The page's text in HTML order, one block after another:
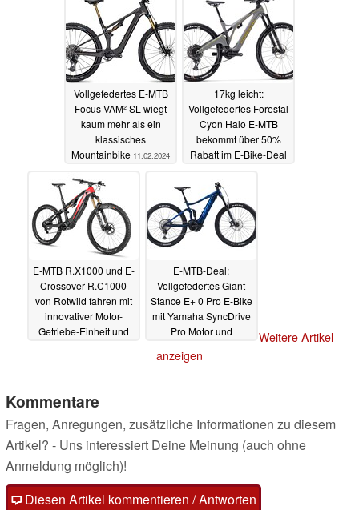
09.05.2024
Vollgefedertes E-MTB
Focus VAM² SL wiegt
kaum mehr als ein
klassisches
Mountainbike 11.02.2024
17kg leicht:
Vollgefedertes Forestal
Cyon Halo E-MTB
bekommt über 50%
Rabatt im E-Bike-Deal
E-MTB R.X1000 und E-
Crossover R.C1000
von Rotwild fahren mit
innovativer Motor-
Getriebe-Einheit und
E-MTB-Deal:
Vollgefedertes Giant
Stance E+ 0 Pro E-Bike
mit Yamaha SyncDrive
Pro Motor und
zum Bestpreis
Weitere Artikel
anzeigen
Kommentare
Fragen, Anregungen, zusätzliche Informationen zu diesem
Artikel? - Uns interessiert Deine Meinung (auch ohne
Anmeldung möglich)!
Diesen Artikel kommentieren / Antworten